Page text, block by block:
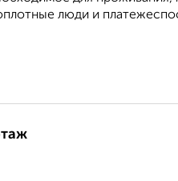
люди и